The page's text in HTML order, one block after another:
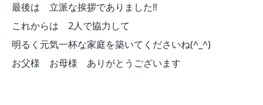
最後は 立派な挨拶でありました‼︎
これからは 2人で協力して
明るく元気一杯な家庭を築いてくださいね(^_^)
お父様 お母様 ありがとうございます